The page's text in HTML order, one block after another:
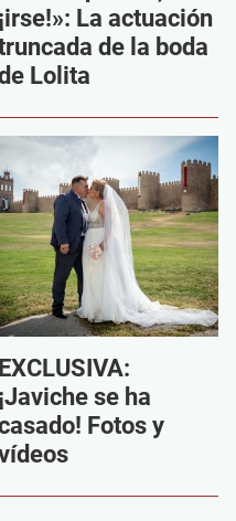
¡irse!»: La actuación
de la boda
Lolita
EXCLUSIVA:
¡Javiche se ha
Fotos y